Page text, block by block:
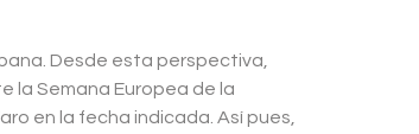
Desde esta perspectiva,
la Semana Europea de la
en la fecha indicada. Así pues,